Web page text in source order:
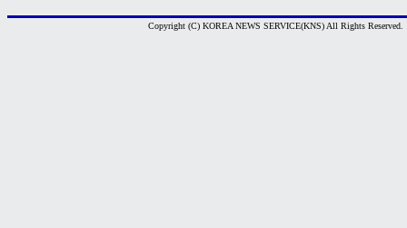
Copyright (C) KOREA NEWS SERVICE(KNS) All Rights Reserved.